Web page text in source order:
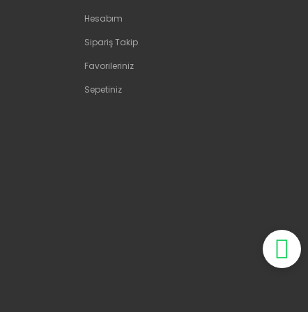
Hesabım
Sipariş Takip
Favorileriniz
Sepetiniz